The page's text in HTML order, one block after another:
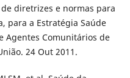
diretrizes e normas para
para a Estratégia Saúde
Agentes Comunitários de
24 Out 2011.